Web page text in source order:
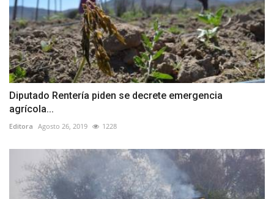
Diputado Rentería piden se decrete emergencia
agrícola...
Editora Agosto 26, 2019 1228